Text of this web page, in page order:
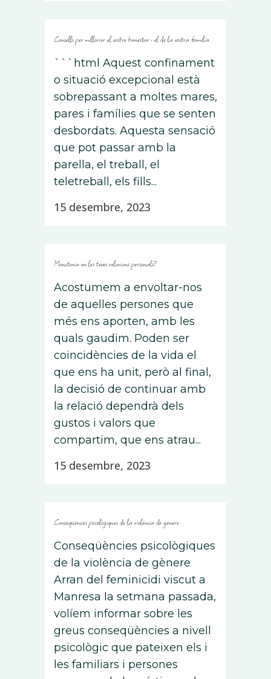
Consells per millorar el vostre benestar i el de la vostra família
```html Aquest confinament
o situació excepcional està
sobrepassant a moltes mares,
pares i famílies que se senten
desbordats. Aquesta sensació
que pot passar amb la
parella, el treball, el
teletreball, els fills...
15 desembre, 2023
Monotonia en les teves relacions personals?
Acostumem a envoltar-nos
de aquelles persones que
més ens aporten, amb les
quals gaudim. Poden ser
coincidències de la vida el
que ens ha unit, però al final,
la decisió de continuar amb
la relació dependrà dels
gustos i valors que
compartim, que ens atrau...
15 desembre, 2023
Conseqüències psicològiques de la violència de gènere
Conseqüències psicològiques
de la violència de gènere
Arran del feminicidi viscut a
Manresa la setmana passada,
volíem informar sobre les
greus conseqüències a nivell
psicològic que pateixen els i
les familiars i persones